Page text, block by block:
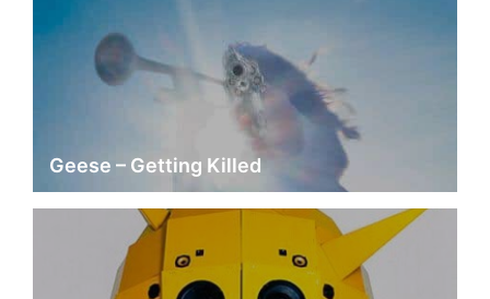
Geese – Getting Killed